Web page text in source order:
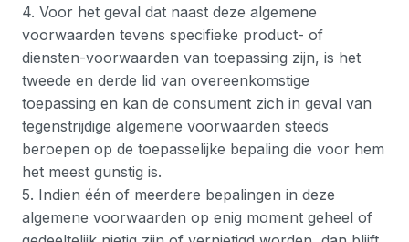
4. Voor het geval dat naast deze algemene
voorwaarden tevens specifieke product- of
diensten-voorwaarden van toepassing zijn, is het
tweede en derde lid van overeenkomstige
toepassing en kan de consument zich in geval van
tegenstrijdige algemene voorwaarden steeds
beroepen op de toepasselijke bepaling die voor hem
het meest gunstig is.
5. Indien één of meerdere bepalingen in deze
algemene voorwaarden op enig moment geheel of